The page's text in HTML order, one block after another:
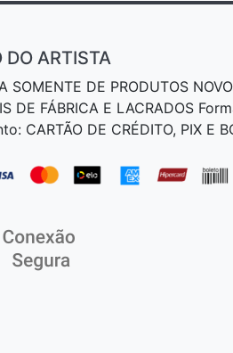
DO ARTISTA
SOMENTE DE PRODUTOS
DE FÁBRICA E LACRADOS
CARTÃO DE CRÉDITO, PIX E